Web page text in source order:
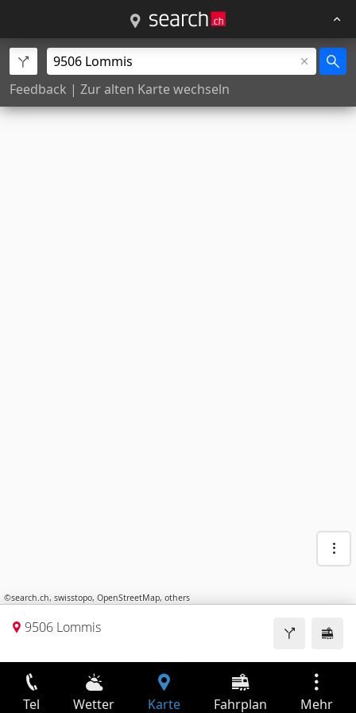
Feedback | Zur alten Karte wechseln
©search.ch, swisstopo, OpenStreetMap, others
9506 Lommis
Tel Wetter Karte Fahrplan Mehr